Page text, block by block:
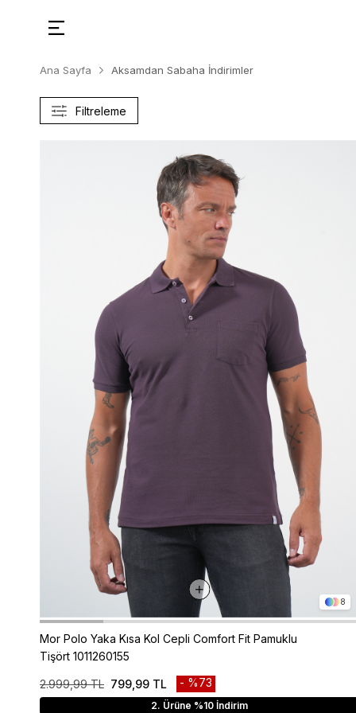
Ana Sayfa Aksamdan Sabaha İndirimler
Filtreleme
8
Mor Polo Yaka Kısa Kol Cepli Comfort Fit Pamuklu
Tişört 1011260155
799,99 TL
2.999,99 TL %73
2. Ürüne %10 İndirim